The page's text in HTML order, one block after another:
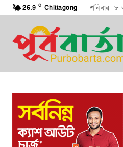
26.9 C Chittagong শনিবার,